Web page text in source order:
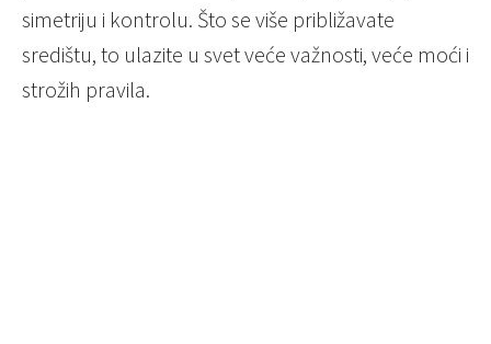
simetriju i kontrolu. Što se više približavate
središtu, to ulazite u svet veće važnosti, veće moći i
strožih pravila.